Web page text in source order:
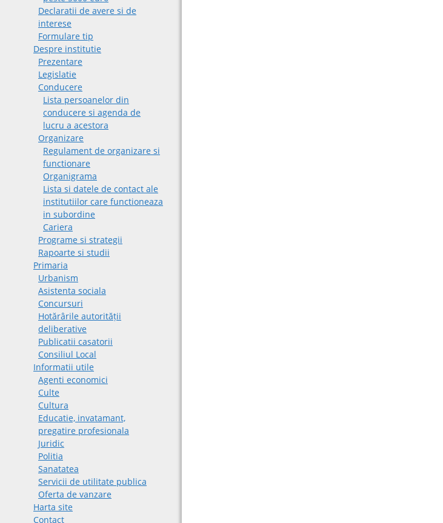
Declaratii de avere si de
interese
Formulare tip
Despre institutie
Prezentare
Legislatie
Conducere
Lista persoanelor din
conducere si agenda de
lucru a acestora
Organizare
Regulament de organizare si
functionare
Organigrama
Lista si datele de contact ale
institutiilor care functioneaza
in subordine
Cariera
Programe si strategii
Rapoarte si studii
Primaria
Urbanism
Asistenta sociala
Concursuri
Hotărârile autorității
deliberative
Publicatii casatorii
Consiliul Local
Informatii utile
Agenti economici
Culte
Cultura
Educatie, invatamant,
pregatire profesionala
Juridic
Politia
Sanatatea
Servicii de utilitate publica
Oferta de vanzare
Harta site
Contact